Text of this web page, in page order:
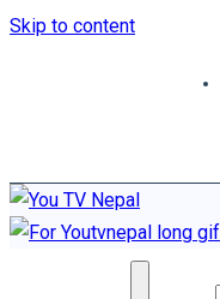
Skip to content